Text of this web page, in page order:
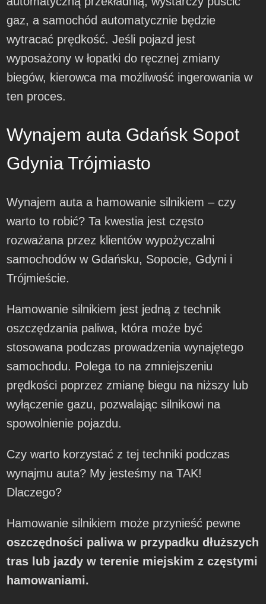
gaz, a samochód automatycznie będzie
wytracać prędkość. Jeśli pojazd jest
wyposażony w łopatki do ręcznej zmiany
biegów, kierowca ma możliwość ingerowania w
ten proces.
Wynajem auta Gdańsk Sopot
Gdynia Trójmiasto
Wynajem auta a hamowanie silnikiem – czy
warto to robić? Ta kwestia jest często
rozważana przez klientów wypożyczalni
samochodów w Gdańsku, Sopocie, Gdyni i
Trójmieście.
Hamowanie silnikiem jest jedną z technik
oszczędzania paliwa, która może być
stosowana podczas prowadzenia wynajętego
samochodu. Polega to na zmniejszeniu
prędkości poprzez zmianę biegu na niższy lub
wyłączenie gazu, pozwalając silnikowi na
spowolnienie pojazdu.
Czy warto korzystać z tej techniki podczas
wynajmu auta? My jesteśmy na TAK!
Dlaczego?
Hamowanie silnikiem może przynieść pewne
oszczędności paliwa w przypadku dłuższych
tras lub jazdy w terenie miejskim z częstymi
hamowaniami.